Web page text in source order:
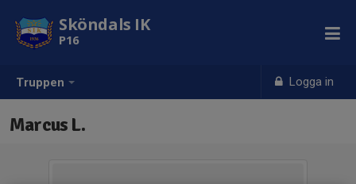
Truppen Logga in
Sköndals IK
P16
Marcus L.